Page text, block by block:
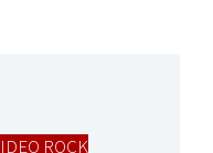
ROCK